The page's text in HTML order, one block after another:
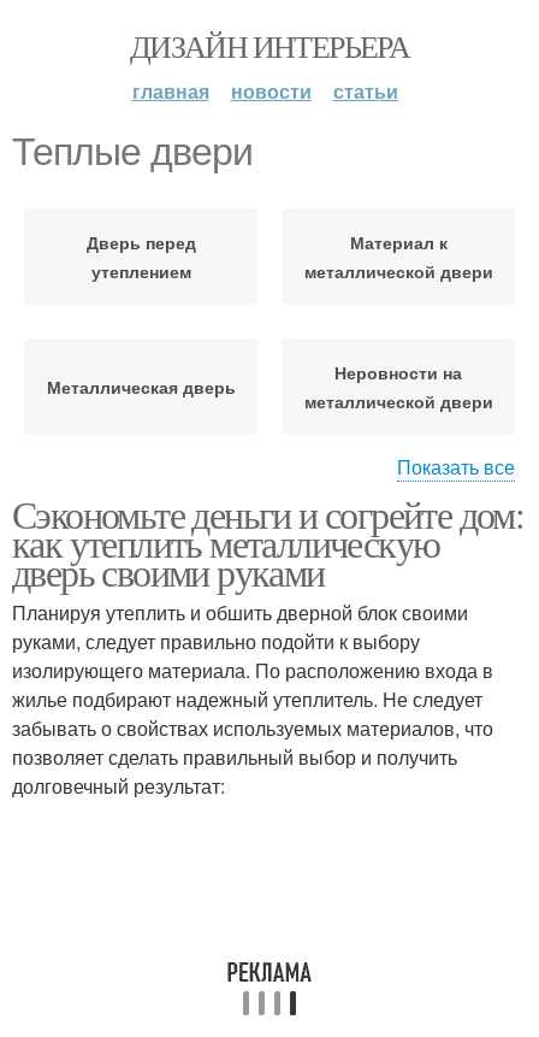
ДИЗАЙН ИНТЕРЬЕРА
главная новости статьи
Теплые двери
Дверь перед
утеплением
Материал к
металлической двери
Металлическая дверь
Неровности на
металлической двери
утеплением
Двери для квартир
Железная дверь Дверь к утеплению
Дверь в зависимости
Показать все
Сэкономьте деньги и согрейте дом:
как утеплить металлическую
дверь своими руками
Планируя утеплить и обшить дверной блок своими
руками, следует правильно подойти к выбору
изолирующего материала. По расположению входа в
жилье подбирают надежный утеплитель. Не следует
забывать о свойствах используемых материалов, что
позволяет сделать правильный выбор и получить
долговечный результат: